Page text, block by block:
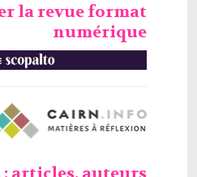
la revue format
numérique